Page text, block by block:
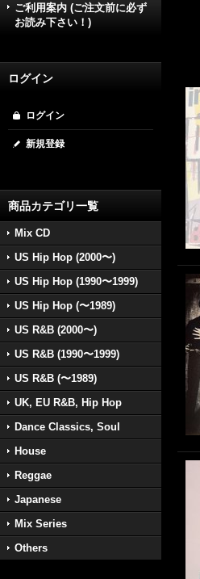
ご利用案内 (ご注文前に必ず
お読み下さい！)
ログイン
ログイン
新規登録
商品カテゴリ一覧
Mix CD
US Hip Hop (2000〜)
US Hip Hop (1990〜1999)
US Hip Hop (〜1989)
US R&B (2000〜)
US R&B (1990〜1999)
US R&B (〜1989)
UK, EU R&B, Hip Hop
Dance Classics, Soul
House
Reggae
Japanese
Mix Series
Others